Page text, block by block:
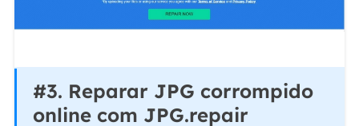
#3. Reparar JPG corrompido
online com JPG.repair